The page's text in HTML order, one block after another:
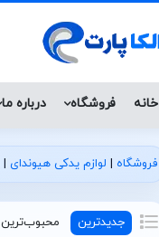
خانه فروشگاه درباره ما
فروشگاه | لوازم یدکی هیوندای |
جدیدترین محبوب‌ترین